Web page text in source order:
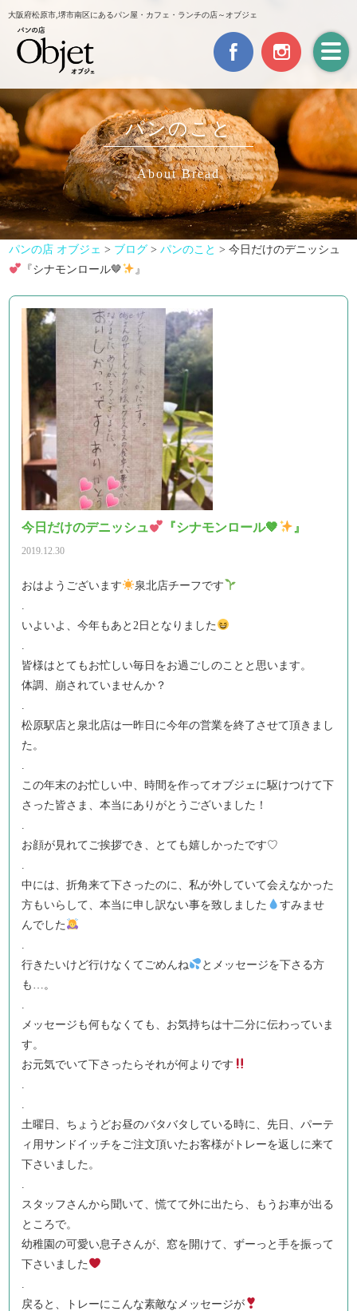
大阪府松原市,堺市南区にあるパン屋・カフェ・ランチの店～オブジェ
パンのこと
About Bread
パンの店 オブジェ > ブログ >パンのこと >今日だけのデニッシュ
『シナモンロール🤎
』
今日だけのデニッシュ 『シナモンロール🤎 』
2019.12.30
おはようございます
泉北店チーフです
いよいよ、今年もあと2日となりました
皆様はとてもお忙しい毎日をお過ごしのことと思います。
体調、崩されていませんか？
松原駅店と泉北店は一昨日に今年の営業を終了させて頂きまし
た。
この年末のお忙しい中、時間を作ってオブジェに駆けつけて下
さった皆さま、本当にありがとうございました！
お顔が見れてご挨拶でき、とても嬉しかったです♡
中には、折角来て下さったのに、私が外していて会えなかった
方もいらして、本当に申し訳ない事を致しました
すみませ
んでした
行きたいけど行けなくてごめんね
とメッセージを下さる方
も…。
メッセージも何もなくても、お気持ちは十二分に伝わっていま
す。
お元気でいて下さったらそれが何よりです
土曜日、ちょうどお昼のバタバタしている時に、先日、パーテ
ィ用サンドイッチをご注文頂いたお客様がトレーを返しに来て
下さいました。
スタッフさんから聞いて、慌てて外に出たら、もうお車が出る
ところで。
幼稚園の可愛い息子さんが、窓を開けて、ずーっと手を振って
下さいました
戻ると、トレーにこんな素敵なメッセージが